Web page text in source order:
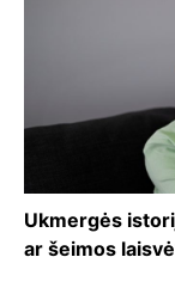
Ukmergės
ar šeimos